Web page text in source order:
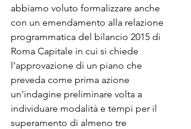
abbiamo voluto formalizzare anche
con un emendamento alla relazione
programmatica del bilancio 2015 di
Roma Capitale in cui si chiede
l’approvazione di un piano che
preveda come prima azione
un’indagine preliminare volta a
individuare modalità e tempi per il
superamento di almeno tre